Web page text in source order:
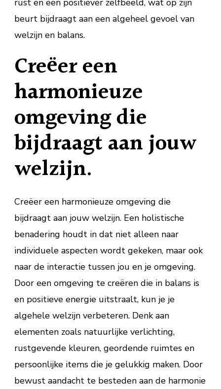
beurt bijdraagt aan een algeheel gevoel van
welzijn en balans.
Creëer een
harmonieuze
omgeving die
bijdraagt aan jouw
welzijn.
Creëer een harmonieuze omgeving die
bijdraagt aan jouw welzijn. Een holistische
benadering houdt in dat niet alleen naar
individuele aspecten wordt gekeken, maar ook
naar de interactie tussen jou en je omgeving.
Door een omgeving te creëren die in balans is
en positieve energie uitstraalt, kun je je
algehele welzijn verbeteren. Denk aan
elementen zoals natuurlijke verlichting,
rustgevende kleuren, geordende ruimtes en
persoonlijke items die je gelukkig maken. Door
bewust aandacht te besteden aan de harmonie